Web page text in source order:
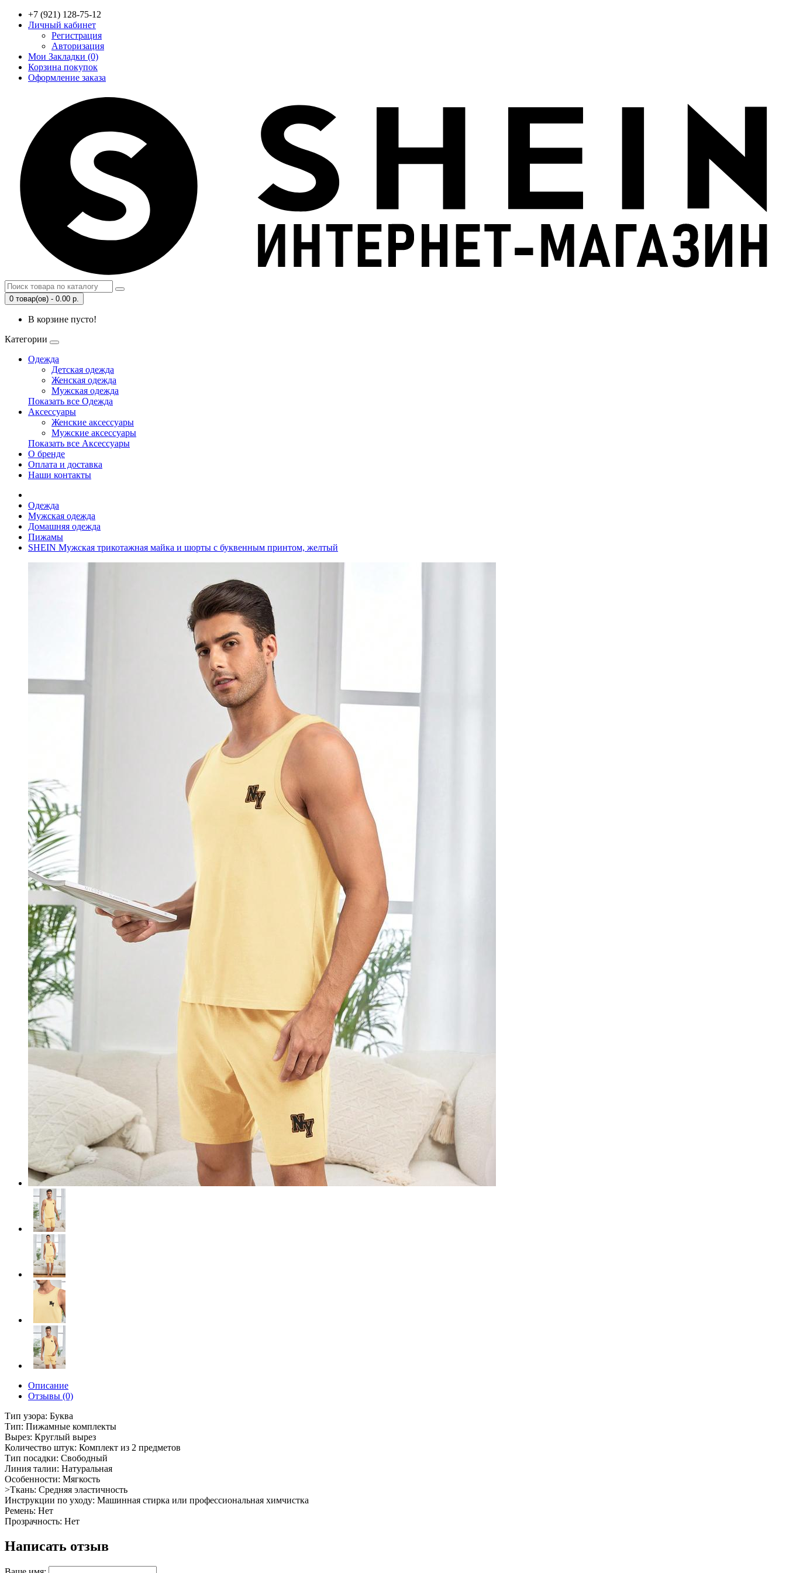
+7 (921) 128-75-12
Личный кабинет
Регистрация
Авторизация
Мои Закладки (0)
Корзина покупок
Оформление заказа
0 товар(ов) - 0.00 р.
В корзине пусто!
Категории
Одежда
Детская одежда
Женская одежда
Мужская одежда
Показать все Одежда
Аксессуары
Женские аксессуары
Мужские аксессуары
Показать все Аксессуары
О бренде
Оплата и доставка
Наши контакты
Одежда
Мужская одежда
Домашняя одежда
Пижамы
SHEIN Мужская трикотажная майка и шорты с буквенным принтом, желтый
Описание
Отзывы (0)
Тип узора: Буква
Тип: Пижамные комплекты
Вырез: Круглый вырез
Количество штук: Комплект из 2 предметов
Тип посадки: Свободный
Линия талии: Натуральная
Особенности: Мягкость
>Ткань: Средняя эластичность
Инструкции по уходу: Машинная стирка или профессиональная химчистка
Ремень: Нет
Прозрачность: Нет
Написать отзыв